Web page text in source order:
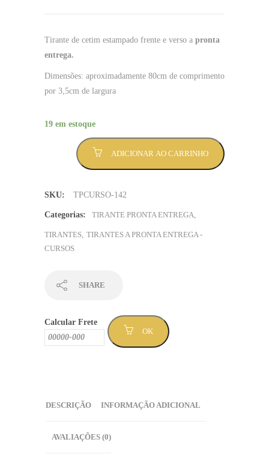
Tirante de cetim estampado frente e verso a pronta
entrega.
Dimensões: aproximadamente 80cm de comprimento
por 3,5cm de largura
19 em estoque
rosa
escrita
-
Sem
(TPCURSO-
quantidade
ADICIONAR AO CARRINHO
SKU: TPCURSO-142
Categorias: TIRANTE PRONTA ENTREGA
TIRANTES TIRANTES A PRONTA ENTREGA -
CURSOS
SHARE
Calcular Frete
OK
DESCRIÇÃO INFORMAÇÃO ADICIONAL
AVALIAÇÕES (0)